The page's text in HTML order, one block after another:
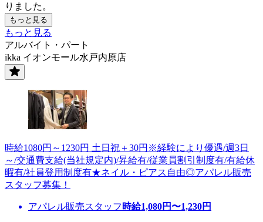
りました。
もっと見る
もっと見る
アルバイト・パート
ikka イオンモール水戸内原店
時給1080円～1230円 土日祝＋30円※経験により優遇/週3日
～/交通費支給(当社規定内)/昇給有/従業員割引制度有/有給休
暇有/社員登用制度有★ネイル・ピアス自由◎アパレル販売
スタッフ募集！
アパレル販売スタッフ 時給1,080円〜1,230円